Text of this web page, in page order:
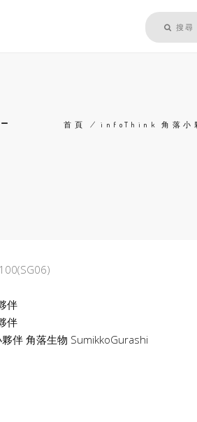
搜尋
首頁 /infoThink 角落小
伴
伴
伴 角落生物 SumikkoGurashi